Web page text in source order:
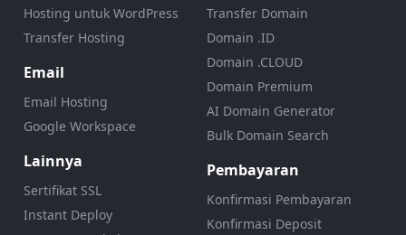
Hosting untuk WordPress
Transfer Hosting
Email
Email Hosting
Google Workspace
Lainnya
Sertifikat SSL
Instant Deploy
Transfer Domain
Domain .ID
Domain .CLOUD
Domain Premium
AI Domain Generator
Bulk Domain Search
Pembayaran
Konfirmasi Pembayaran
Konfirmasi Deposit